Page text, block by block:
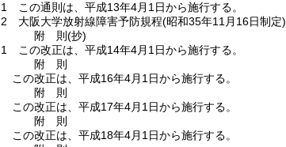
1
この通則は、平成13年4月1日から施行する。
2
大阪大学放射線障害予防規程(昭和35年11月16日制定)
附 則(抄)
1
この改正は、平成14年4月1日から施行する。
附 則
この改正は、平成16年4月1日から施行する。
附 則
この改正は、平成17年4月1日から施行する。
附 則
この改正は、平成18年4月1日から施行する。